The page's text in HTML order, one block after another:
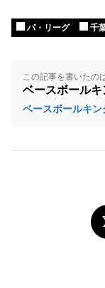
パ・リーグ 千
この記事を書いたの
ベースボール
ベースボールキ